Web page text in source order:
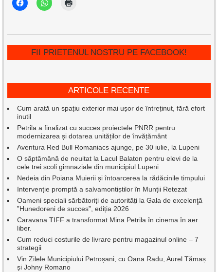
FII PRIETENUL NOSTRU PE FACEBOOK!
ARTICOLE RECENTE
Cum arată un spațiu exterior mai ușor de întreținut, fără efort
inutil
Petrila a finalizat cu succes proiectele PNRR pentru
modernizarea și dotarea unităților de învățământ
Aventura Red Bull Romaniacs ajunge, pe 30 iulie, la Lupeni
O săptămână de neuitat la Lacul Balaton pentru elevi de la
cele trei școli gimnaziale din municipiul Lupeni
Nedeia din Poiana Muierii și întoarcerea la rădăcinile timpului
Intervenție promptă a salvamontiștilor în Munții Retezat
Oameni speciali sărbătoriți de autorități la Gala de excelenţă
”Hunedoreni de succes”, ediția 2026
Caravana TIFF a transformat Mina Petrila în cinema în aer
liber.
Cum reduci costurile de livrare pentru magazinul online – 7
strategii
Vin Zilele Municipiului Petroșani, cu Oana Radu, Aurel Tămaș
și Johny Romano